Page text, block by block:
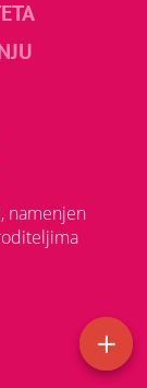
namenjen